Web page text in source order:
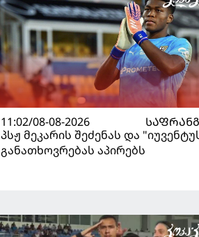
11:02/08-08-2026
პსჟ მეკარის შეძენას და
განათხოვრებას აპირებს